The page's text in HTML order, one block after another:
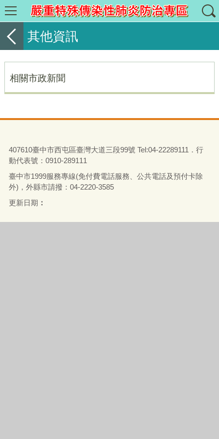
其他資訊
相關市政新聞
407610臺中市西屯區臺灣大道三段99號 Tel:04-22289111．行
動代表號：0910-289111
臺中市1999服務專線(免付費電話服務、公共電話及預付卡除
外)，外縣市請撥：04-2220-3585
更新日期